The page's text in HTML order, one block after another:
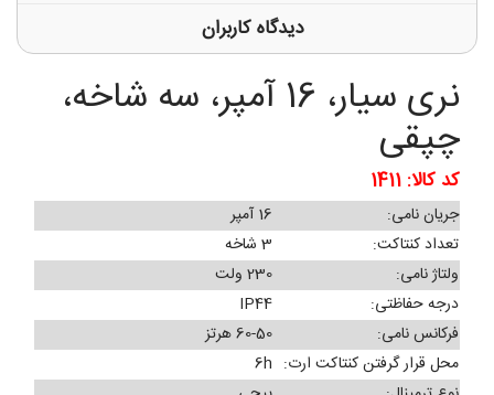
دیدگاه کاربران
نری سیار، 16 آمپر، سه شاخه،
چپقی
کد کالا: 1411
جریان نامی:
16 آمپر
تعداد کنتاکت:
3 شاخه
ولتاژ نامی:
230 ولت
درجه حفاظتی:
IP44
فرکانس نامی:
60-50 هرتز
محل قرار گرفتن کنتاکت ارت: 6h